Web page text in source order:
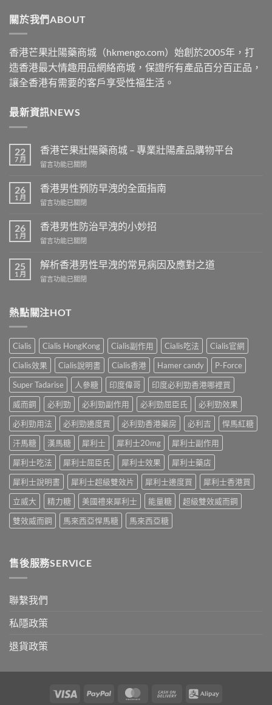
關於我們ABOUT
香港芒果壯陽藥商城（hkmengo.com）始創於2005年，打
造香港最大情趣用品網絡商城，保證所有產品百分百正品，
讓全香港有需要的客戶享受性福生活。
最新資訊NEWS
22
7 月
香港芒果壯陽藥商城 – 專業壯陽產品購物平台
在
港
芒
果
陽
藥
商
–
專
陽
產
購
物
平
台〉
中
留言功能已關閉
26
1 月
香港男性預防早洩的全面指南
在
港
男
性
防
早
洩
面
中
留言功能已關閉
26
1 月
香港男性防治早洩的小妙招
在
港
男
性
早
小
妙
招〉
中
留言功能已關閉
25
1 月
解析香港男性早洩的常見病因及應對之道
在
香
港
性
早
洩
的
常
見
因
及
應
之
道〉
中
留言功能已關閉
熱點關注HOT
Cialis Cialis HongKong Cialis副作用 Cialis吃法
Cialis官網
Cialis效果
Cialis說明書 Cialis香港 Hamer candy
P-Force
Super Tadarise
人參糖 印度偉哥
印度必利勁香港哪裡買
威而鋼
必利勁 必利勁副作用 必利勁屈臣氏
必利勁效果
必利勁用法
必利勁邊度買 必利勁香港藥房 必利吉
悍馬紅糖
汗馬糖
漢馬糖 犀利士 犀利士20mg
犀利士副作用
犀利士吃法
犀利士屈臣氏 犀利士效果
犀利士藥店
犀利士說明書
犀利士超級雙效片 犀利士邊度買
犀利士香港買
立威大
精力糖 美國禮來犀利士 能量糖
超級雙效威而鋼
雙效威而鋼
馬來西亞悍馬糖 馬來西亞糖
售後服務SERVICE
聯繫我們
私隱政策
退貨政策
Visa PayPal MasterCardCash
Alipay